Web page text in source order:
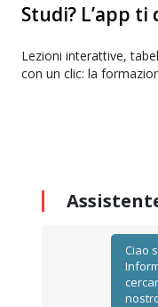
Studi? L’app
Lezioni interattive,
con un clic: la
Ciao